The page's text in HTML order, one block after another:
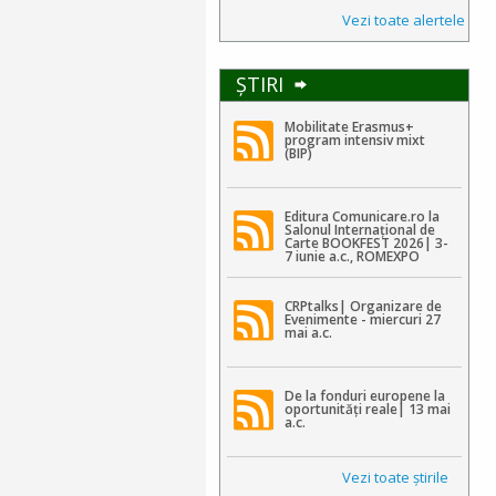
Vezi toate alertele
ŞTIRI
Mobilitate Erasmus+
program intensiv mixt
(BIP)
Editura Comunicare.ro la
Salonul Internațional de
Carte BOOKFEST 2026| 3-
7 iunie a.c., ROMEXPO
CRPtalks| Organizare de
Evenimente - miercuri 27
mai a.c.
De la fonduri europene la
oportunități reale| 13 mai
a.c.
Vezi toate ştirile